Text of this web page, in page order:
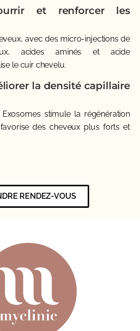
et renforcer les
avec des micro-injections de
acides aminés et acide
le cuir chevelu.
la densité capillaire
stimule la régénération
des cheveux plus forts et
RENDEZ-VOUS